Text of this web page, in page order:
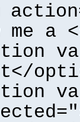
me a